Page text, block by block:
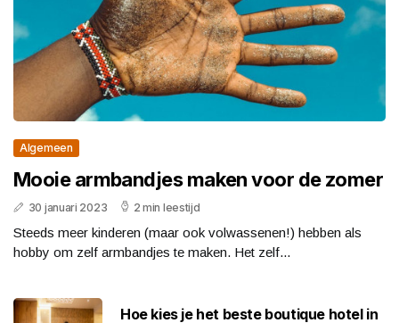
Algemeen
Mooie armbandjes maken voor de zomer
30 januari 2023 2 min leestijd
Steeds meer kinderen (maar ook volwassenen!) hebben als
hobby om zelf armbandjes te maken. Het zelf...
Hoe kies je het beste boutique hotel in